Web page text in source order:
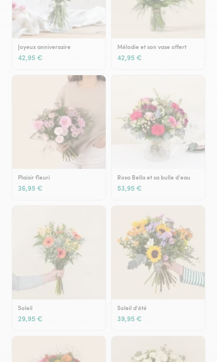
Joyeux anniversaire
42,95 €
Mélodie et son vase offert
42,95 €
Plaisir fleuri
36,95 €
Rosa Bella et sa bulle d'eau
53,95 €
Soleil
29,95 €
Soleil d'été
39,95 €